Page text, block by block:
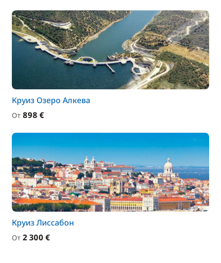
Круиз Озеро Алкева
От 898 €
Круиз Лиссабон
От 2 300 €